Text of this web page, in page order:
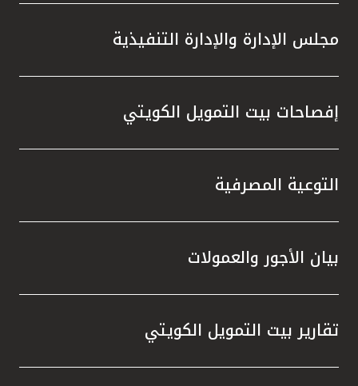
مجلس الإدارة والإدارة التنفيذية
إفصاحات بيت التمويل الكويتي
التوعية المصرفية
بيان الأجور والعمولات
تقارير بيت التمويل الكويتي